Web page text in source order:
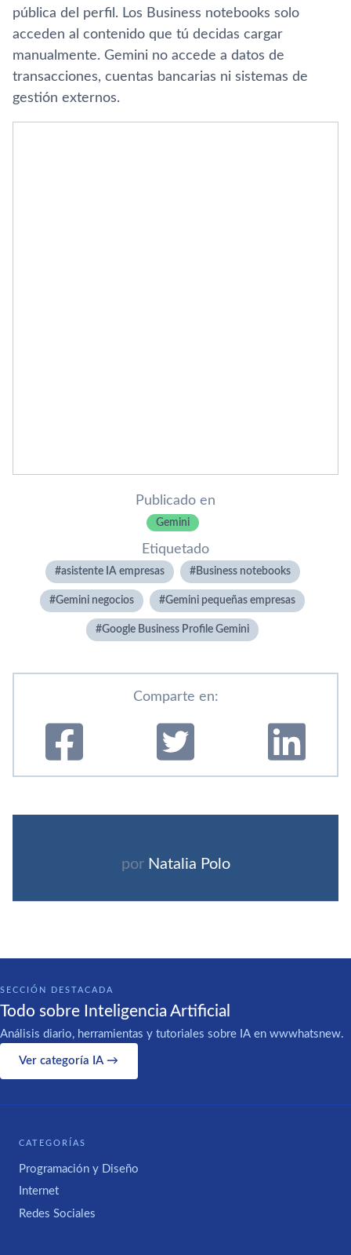
pública del perfil. Los Business notebooks solo
acceden al contenido que tú decidas cargar
manualmente. Gemini no accede a datos de
transacciones, cuentas bancarias ni sistemas de
gestión externos.
Publicado en
Gemini
Etiquetado
asistente IA empresas Business notebooks
Gemini negocios Gemini pequeñas empresas
Google Business Profile Gemini
Comparte en:
por Natalia Polo
SECCIÓN DESTACADA
Todo sobre Inteligencia Artificial
Análisis diario, herramientas y tutoriales sobre IA en wwwhatsnew.
Ver categoría IA →
CATEGORÍAS
Programación y Diseño
Internet
Redes Sociales